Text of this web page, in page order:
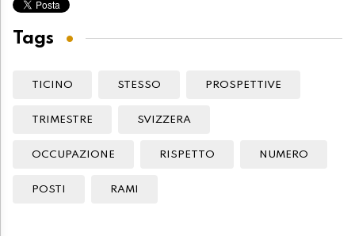
Tags
TICINO STESSO PROSPETTIVE
TRIMESTRE SVIZZERA
OCCUPAZIONE RISPETTO NUMERO
POSTI RAMI